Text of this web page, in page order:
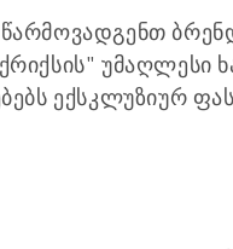
უმაღლესი
ექსკლუზიურ